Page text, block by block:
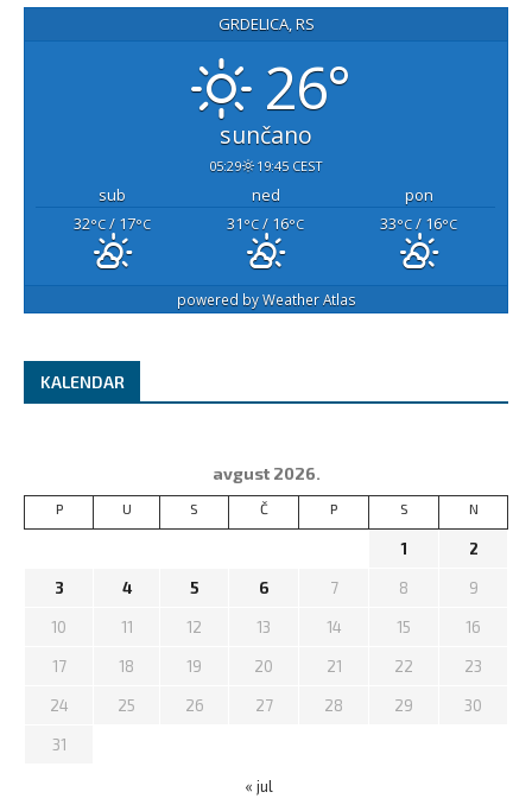
GRDELICA, RS
26°
sunčano
05:29 19:45 CEST
sub ned
pon
32°C / 17°C 31 °C / 16°C 33°C / 16°C
powered byWeather Atlas
KALENDAR
avgust 2026.
P U S Č P S N
1 2
3 4 5 6 7 8 9
10 11 12 13 14 15 16
17 18 19 20 21 22 23
24 25 26 27 28 29 30
31
« jul